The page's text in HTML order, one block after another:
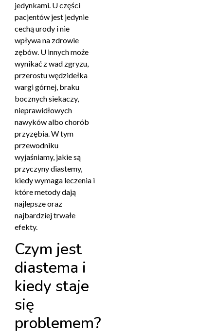
jedynkami. U części
pacjentów jest jedynie
cechą urody i nie
wpływa na zdrowie
zębów. U innych może
wynikać z wad zgryzu,
przerostu wędzidełka
wargi górnej, braku
bocznych siekaczy,
nieprawidłowych
nawyków albo chorób
przyzębia. W tym
przewodniku
wyjaśniamy, jakie są
przyczyny diastemy,
kiedy wymaga leczenia i
które metody dają
najlepsze oraz
najbardziej trwałe
efekty.
Czym jest
diastema i
kiedy staje
się
problemem?